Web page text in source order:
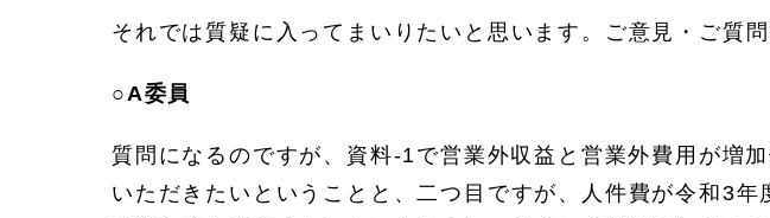
それでは質疑に入ってまいりたいと思います。ご意見・ご質
○A委員
質問になるのですが、資料-1で営業外収益と営業外費用が増
いただきたいということと、二つ目ですが、人件費が令和3